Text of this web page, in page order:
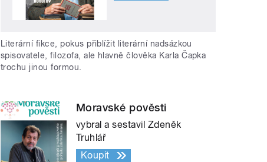
Literární fikce, pokus přiblížit literární nadsázkou
spisovatele, filozofa, ale hlavně člověka Karla Čapka
trochu jinou formou.
Moravské pověsti
vybral a sestavil Zdeněk
Truhlář
Koupit